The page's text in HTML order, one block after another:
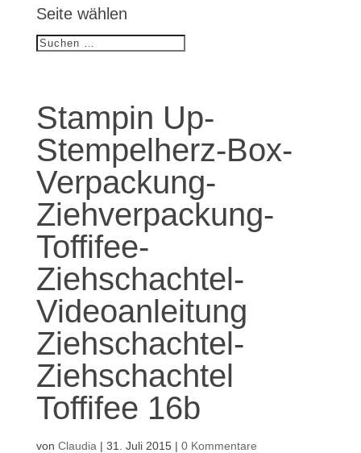
Seite wählen
Stampin Up-
Stempelherz-Box-
Verpackung-
Ziehverpackung-
Toffifee-
Ziehschachtel-
Videoanleitung
Ziehschachtel-
Ziehschachtel
Toffifee 16b
von Claudia | 31. Juli 2015| 0 Kommentare